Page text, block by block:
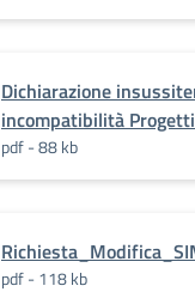
Dichiarazione
incompatibilità
pdf - 88 kb
pdf - 118 kb